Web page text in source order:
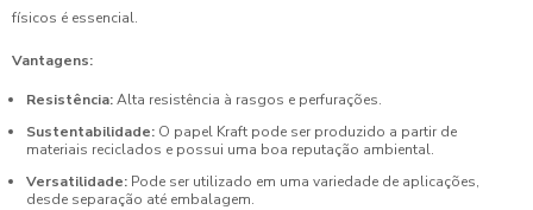
físicos é essencial.
Vantagens:
Resistência:Alta resistência à rasgos e perfurações.
Sustentabilidade: O papel Kraft pode ser produzido a partir de
materiais reciclados e possui uma boa reputação ambiental.
Versatilidade: Pode ser utilizado em uma variedade de aplicações,
desde separação até embalagem.